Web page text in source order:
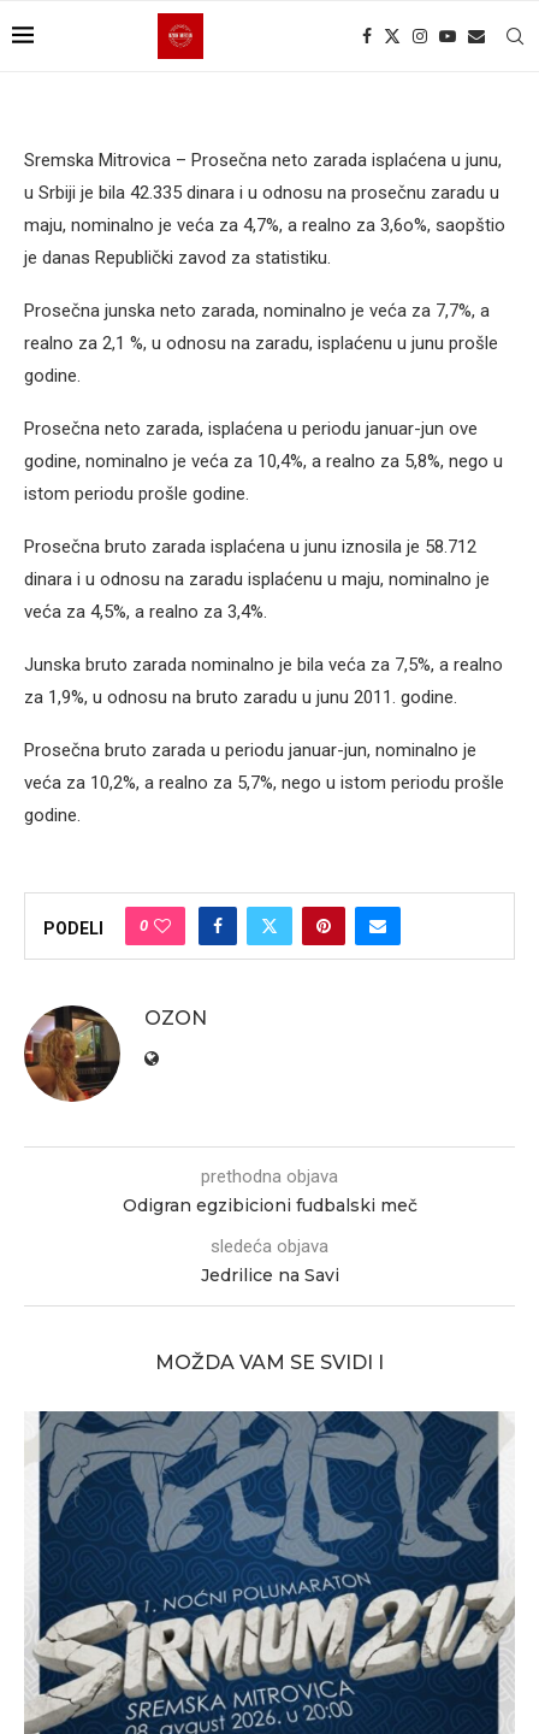
Sremska Mitrovica – Prosečna neto zarada isplaćena u junu,
u Srbiji je bila 42.335 dinara i u odnosu na prosečnu zaradu u
maju, nominalno je veća za 4,7%, a realno za 3,6o%, saopštio
je danas Republički zavod za statistiku.
Prosečna junska neto zarada, nominalno je veća za 7,7%, a
realno za 2,1 %, u odnosu na zaradu, isplaćenu u junu prošle
godine.
Prosečna neto zarada, isplaćena u periodu januar-jun ove
godine, nominalno je veća za 10,4%, a realno za 5,8%, nego u
istom periodu prošle godine.
Prosečna bruto zarada isplaćena u junu iznosila je 58.712
dinara i u odnosu na zaradu isplaćenu u maju, nominalno je
veća za 4,5%, a realno za 3,4%.
Junska bruto zarada nominalno je bila veća za 7,5%, a realno
za 1,9%, u odnosu na bruto zaradu u junu 2011. godine.
Prosečna bruto zarada u periodu januar-jun, nominalno je
veća za 10,2%, a realno za 5,7%, nego u istom periodu prošle
godine.
PODELI 0
OZON
prethodna objava
Odigran egzibicioni fudbalski meč
sledeća objava
Jedrilice na Savi
MOŽDA VAM SE SVIDI I